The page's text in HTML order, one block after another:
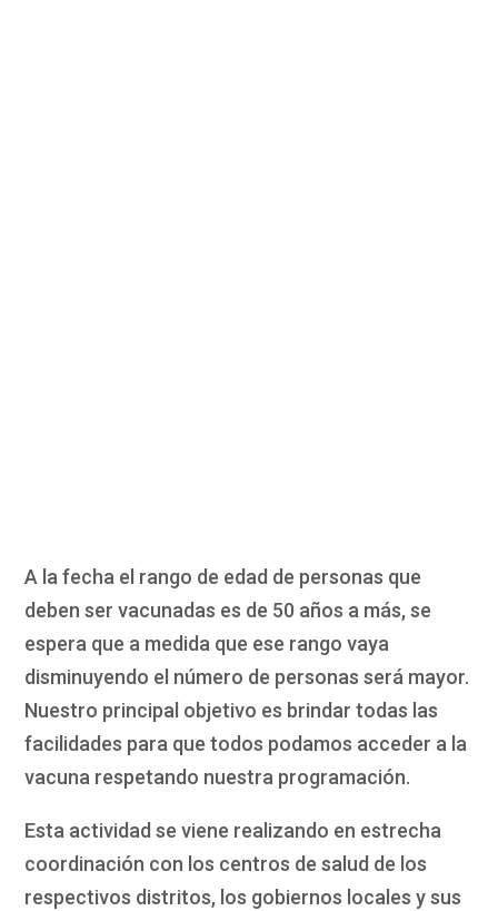
A la fecha el rango de edad de personas que
deben ser vacunadas es de 50 años a más, se
espera que a medida que ese rango vaya
disminuyendo el número de personas será mayor.
Nuestro principal objetivo es brindar todas las
facilidades para que todos podamos acceder a la
vacuna respetando nuestra programación.
Esta actividad se viene realizando en estrecha
coordinación con los centros de salud de los
respectivos distritos, los gobiernos locales y sus